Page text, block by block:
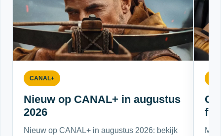
CANAL+
Nieuw op CANAL+ in augustus
2026
Nieuw op CANAL+ in augustus 2026: bekijk
Met